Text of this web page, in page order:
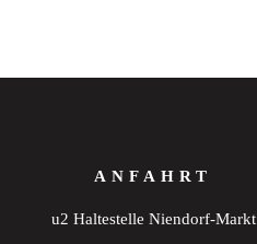
ANFAHRT
u2 Haltestelle Niendorf-Markt